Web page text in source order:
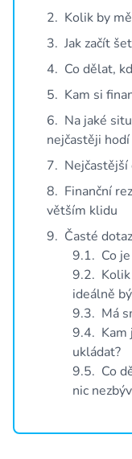
1,3 milionu Čechů
Napsali o nás
O Providentu se
Kariéra v
Chcete patřit mezi
Pro média
Tiskové zprávy a
Kontakty
Půjčka Provident
Půjčka Provi Desetinka
Provi Pojištění
Bezplatná linka v době 8-20
2. Kolik by
3. Jak začít
4. Co dělat,
5. Kam si
6. Na jaké
nejčastěji hodí
7.
8. Finanční
větším klidu
9. Časté
9.1. Co
9.2.
ideálně
9.3. Má
9.4. Kam
ukládat?
9.5. Co
nic